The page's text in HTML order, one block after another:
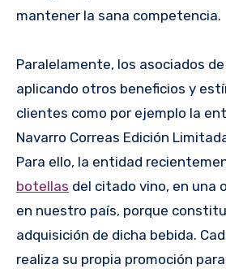
mantener la sana competencia.
Paralelamente, los asociados de
aplicando otros beneficios y
clientes como por ejemplo la
Navarro Correas Edición
Para ello, la entidad
botellas del citado vino, en una
en nuestro país, porque
adquisición de dicha bebida.
realiza su propia promoción